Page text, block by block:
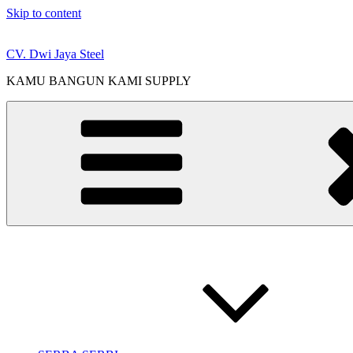
Skip to content
CV. Dwi Jaya Steel
KAMU BANGUN KAMI SUPPLY